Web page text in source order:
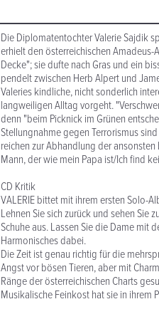
Die Diplomatentochter Valerie Sajdik
erhielt den österreichischen
Decke"; sie dufte nach Gras und ein
pendelt zwischen Herb Alpert und
Valeries kindliche, nicht sonderlich
langweiligen Alltag vorgeht.
denn "beim Picknick im Grünen
Stellungnahme gegen Terrorismus
reichen zur Abhandlung der
Mann, der wie mein Papa ist/Ich find
CD Kritik
VALERIE bittet mit ihrem ersten Solo-
Lehnen Sie sich zurück und sehen Sie
Schuhe aus. Lassen Sie die Dame mit
Harmonisches dabei.
Die Zeit ist genau richtig für die
Angst vor bösen Tieren, aber mit
Ränge der österreichischen Charts
Musikalische Feinkost hat sie in ihrem